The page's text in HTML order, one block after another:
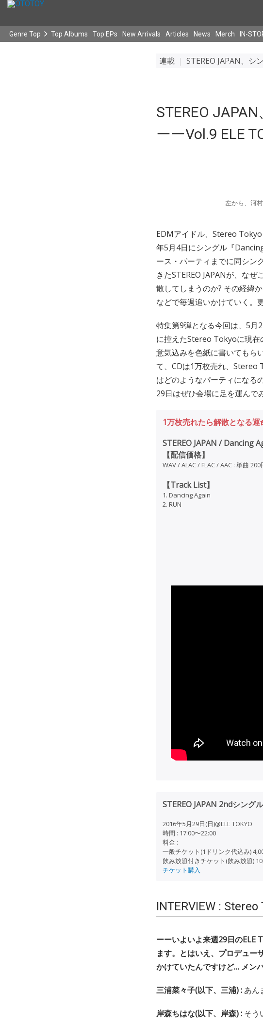
Genre Top Top Albums Top EPs New Arrivals Articles News Merch IN-
連載 STEREO JAPAN、シ
STEREO
ーーVol.9 ELE
左から、河
EDMアイドル、Stereo
年5月4日にシングル『
ース・パーティまでに同シン
きたSTEREO JAPANが、な
散してしまうのか? その経緯
などで毎週追いかけていく。
特集第9弾となる今回は、5
に控えたStereo Tokyoに現在
意気込みを色紙に書いてもら
て、CDは1万枚売れ、Stereo
はどのようなパーティになる
29日はぜひ会場に足を運んで
1万枚売れたら解散となる
STEREO JAPAN / Dancing
【配信価格】
WAV / ALAC / FLAC / AAC : 単曲
【Track List】
1. Dancing Again
2. RUN
STEREO JAPAN 2ndシン
2016年5月29日(日)@ELE TOKYO
時間 : 17:00〜22:00
料金 :
一般チケット(1ドリンク代込み)
飲み放題付きチケット(飲み放題)
チケット購入
INTERVIEW : Stereo
ーーいよいよ来週29日のELE
ます。とはいえ、プロデュー
かけていたんですけど… メン
三浦菜々子(以下、三浦) : あん
岸森ちはな(以下、岸森) : そう